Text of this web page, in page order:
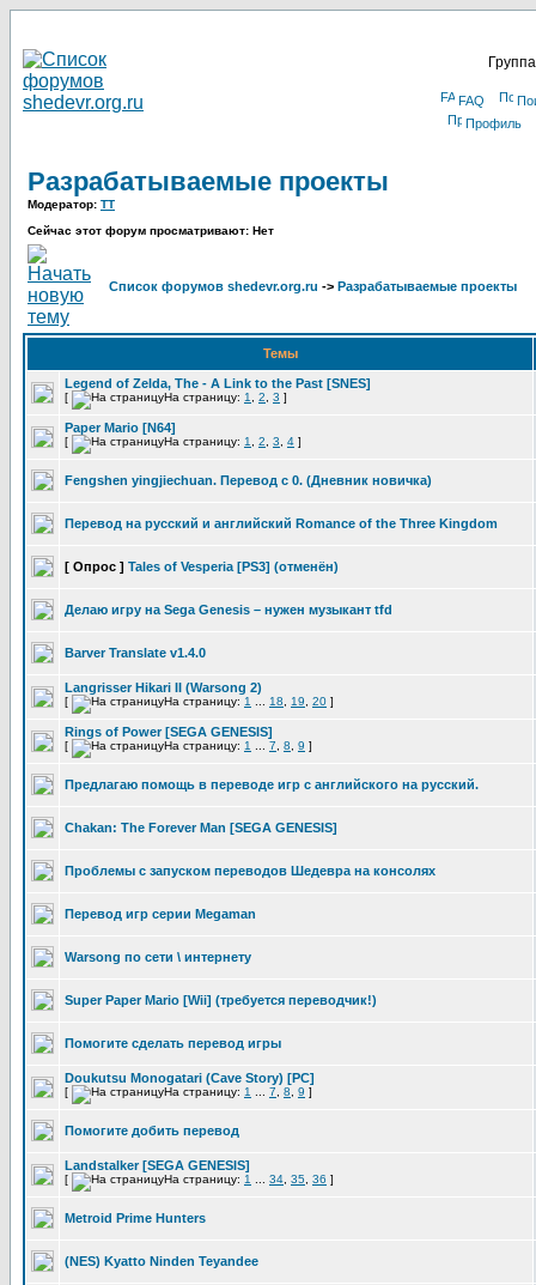
FAQ
Профиль
Разрабатываемые проекты
Модератор: TT
Сейчас этот форум просматривают: Нет
Список форумов shedevr.org.ru -> Разрабатываемые проекты
Темы
Legend of Zelda, The - A Link to the Past [SNES]
[ На страницу: 1 2 3 ]
Paper Mario [N64]
[ На страницу: 1 2 3 4 ]
Fengshen yingjiechuan. Перевод с 0. (Дневник новичка)
Перевод на русский и английский Romance of the Three Kingdom
[ Опрос ] Tales of Vesperia [PS3] (отменён)
Делаю игру на Sega Genesis – нужен музыкант tfd
Barver Translate v1.4.0
Langrisser Hikari II (Warsong 2)
[ На страницу: 1 18 19 20 ]
Rings of Power [SEGA GENESIS]
[ На страницу: 1 7 8 9 ]
Предлагаю помощь в переводе игр с английского на русский.
Chakan: The Forever Man [SEGA GENESIS]
Проблемы с запуском переводов Шедевра на консолях
Перевод игр серии Megaman
Warsong по сети \ интернету
Super Paper Mario [Wii] (требуется переводчик!)
Помогите сделать перевод игры
Doukutsu Monogatari (Cave Story) [PC]
[ На страницу: 1 7 8 9 ]
Помогите добить перевод
Landstalker [SEGA GENESIS]
[ На страницу: 1 34 35 36 ]
Metroid Prime Hunters
(NES) Kyatto Ninden Teyandee